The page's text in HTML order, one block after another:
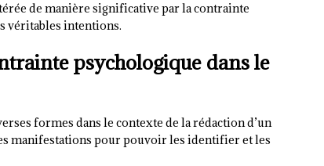
de manière significative par la contrainte
véritables intentions.
psychologique dans le
formes dans le contexte de la rédaction d’un
manifestations pour pouvoir les identifier et les